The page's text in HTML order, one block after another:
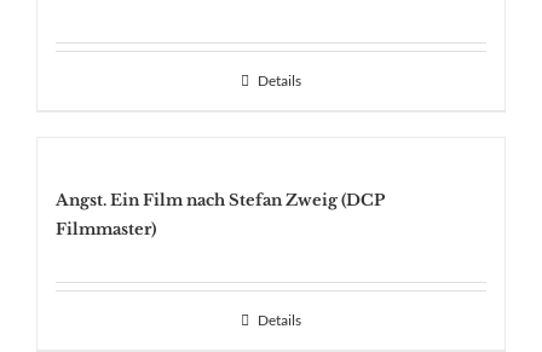
Details
Angst. Ein Film nach Stefan Zweig (DCP
Filmmaster)
Details